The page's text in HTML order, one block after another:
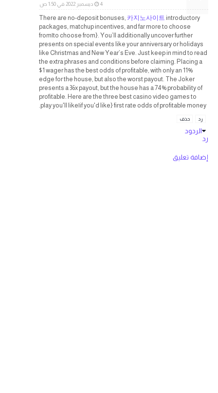
4 ديسمبر 2022 في 1:50 ص
There are no-deposit bonuses, 카지노사이트 introductory
packages, matchup incentives, and far more to choose
from|to choose from}. You’ll additionally uncover further
presents on special events like your anniversary or holidays
like Christmas and New Year’s Eve. Just keep in mind to read
the extra phrases and conditions before claiming. Placing a
$1 wager has the best odds of profitable, with only an 11%
edge for the house, but also the worst payout. The Joker
presents a 36x payout, but the house has a 74% probability of
profitable. Here are the three best casino video games to
play you'll like|if you'd like} first rate odds of profitable money.
رد حذف
الردود
رد
إضافة تعليق